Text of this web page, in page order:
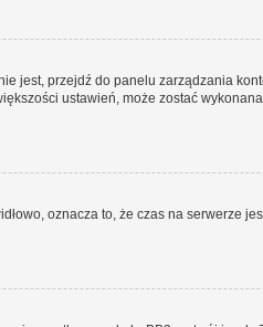
jest, przejdź do panelu zarządzania
ustawień, może zostać
oznacza to, że czas na serwerze